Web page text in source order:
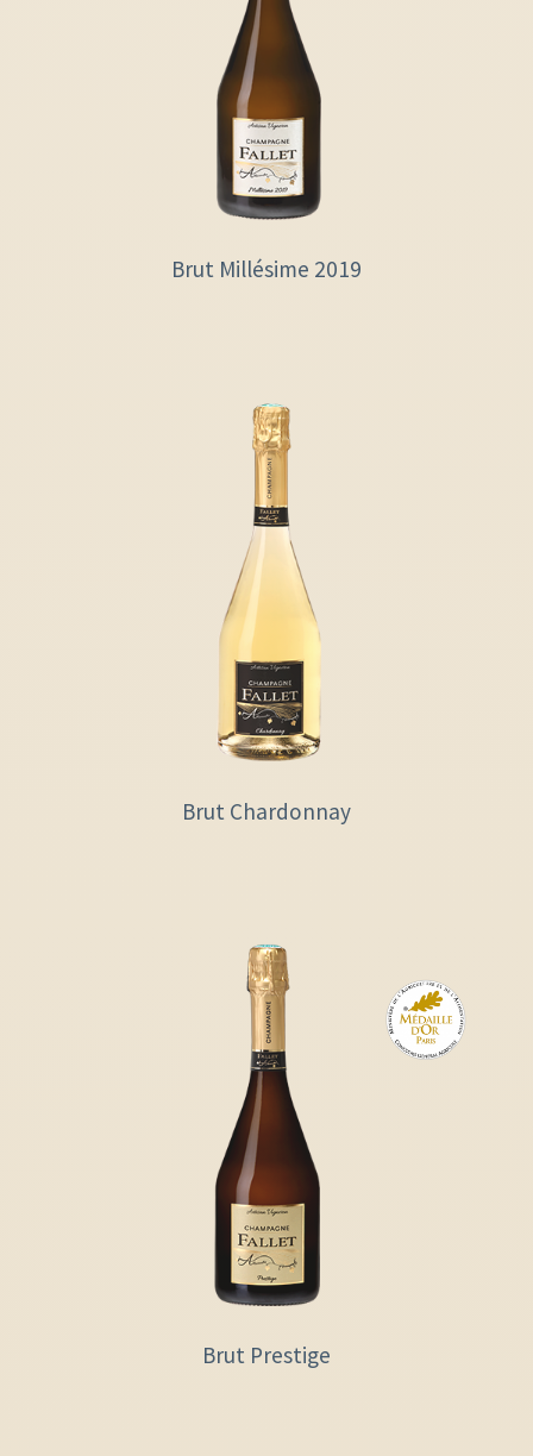
Brut Millésime 2019
Brut Chardonnay
Brut Prestige